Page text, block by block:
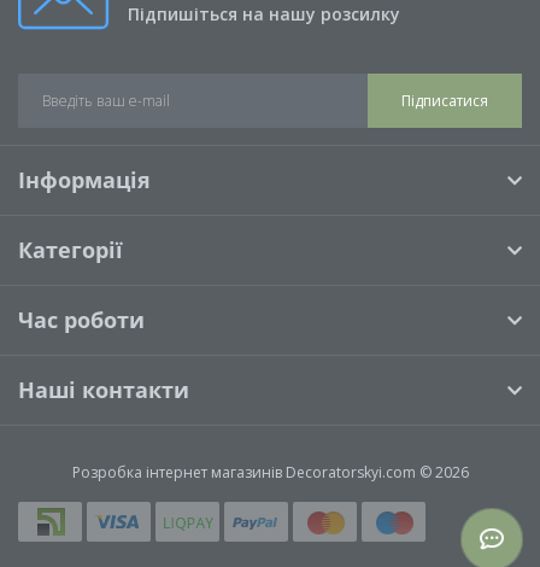
Підпишіться на нашу розсилку
Підписатися
Інформація
Категорії
Час роботи
Наші контакти
Розробка інтернет магазинівDecoratorskyi.com © 2026